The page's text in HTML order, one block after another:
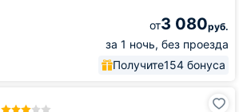
от3 080руб.
за 1 ночь, без проезда
Получите154 бонуса